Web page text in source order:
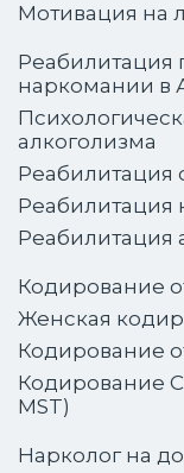
Мотивация на
Реабилитация
наркомании в
алкоголизма
Реабилитация
Реабилитация
Реабилитация
Кодирование
Женская
Кодирование
Кодирование
MST)
Нарколог на